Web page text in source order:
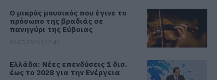
Ο μικρός μουσικός που έγινε το
πρόσωπο της βραδιάς σε
πανηγύρι της Εύβοιας
Ελλάδα: Νέες επενδύσεις 1 δισ.
έως το 2028 για την Ενέργεια